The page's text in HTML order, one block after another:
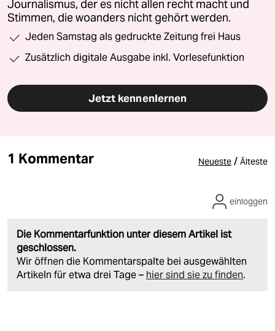
Journalismus, der es nicht allen recht macht und
Stimmen, die woanders nicht gehört werden.
Jeden Samstag als gedruckte Zeitung frei Haus
Zusätzlich digitale Ausgabe inkl. Vorlesefunktion
Jetzt kennenlernen
1 Kommentar Neueste / Älteste
Die Kommentarfunktion unter diesem Artikel ist
geschlossen.
Wir öffnen die Kommentarspalte bei ausgewählten
Artikeln für etwa drei Tage – hier sind sie zu finden.
einloggen